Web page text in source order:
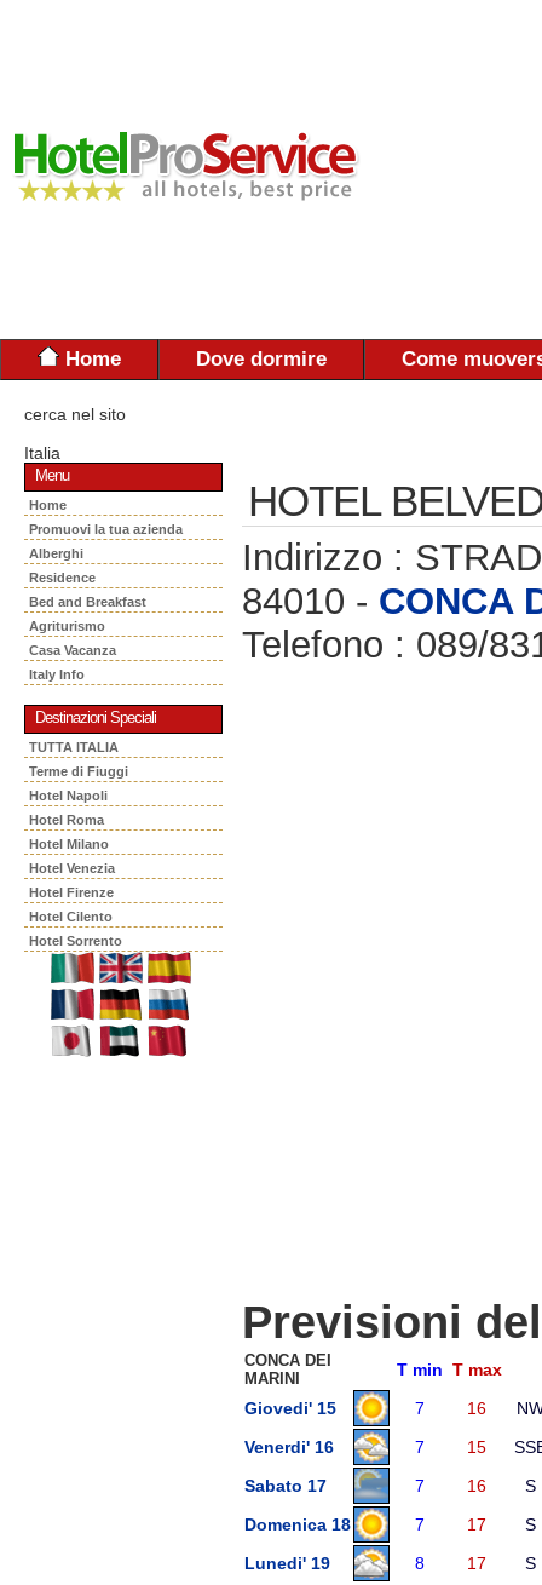
Home Dove dormire Come
cerca nel sito
Italia
Menu
Home
Promuovi la tua azienda
Alberghi
Residence
Bed and Breakfast
Agriturismo
Casa Vacanza
Italy Info
Destinazioni Speciali
TUTTA ITALIA
Terme di Fiuggi
Hotel Napoli
Hotel Roma
Hotel Milano
Hotel Venezia
Hotel Firenze
Hotel Cilento
Hotel Sorrento
HOTEL
Indirizzo :
84010 - CONCA
Telefono : 089/
Previsioni
CONCA DEI
MARINI
T min T max
Giovedi' 15
7 16
Venerdi' 16
7 15
Sabato 17
7 16
S
Domenica 18
7 17
S
Lunedi' 19
8 17 S